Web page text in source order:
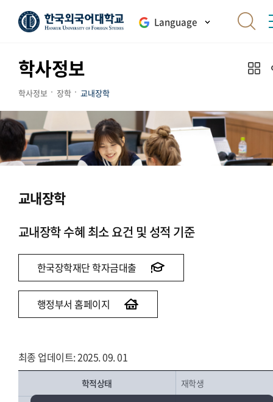
Language
학사정보
학사정보 장학 교내장학
교내장학
교내장학 수혜 최소 요건 및 성적 기준
한국장학재단 학자금대출
행정부서 홈페이지
최종 업데이트: 2025. 09. 01
학적상태 재학생